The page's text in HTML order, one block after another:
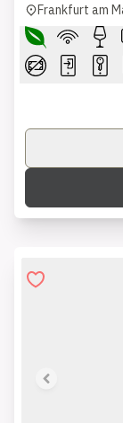
Frankfurt am